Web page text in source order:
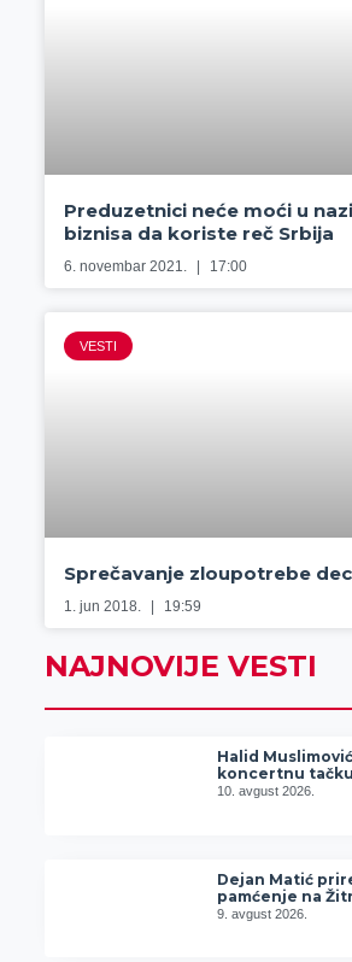
Preduzetnici neće moći u
biznisa da koriste reč Srbija
6. novembar 2021. 17:00
VESTI
Sprečavanje zloupotrebe
1. jun 2018. 19:59
NAJNOVIJE VESTI
Halid
koncertnu
10. avgust 2026.
Dejan Matić
pamćenje na
9. avgust 2026.